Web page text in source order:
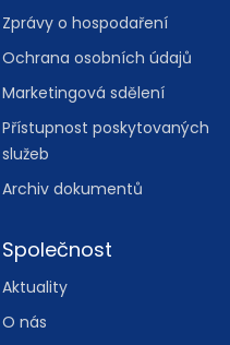
Zprávy o hospodaření
Ochrana osobních údajů
Marketingová sdělení
Přístupnost poskytovaných
služeb
Archiv dokumentů
Společnost
Aktuality
O nás